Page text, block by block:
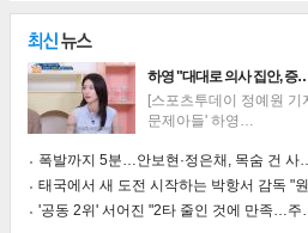
하영 "대대로 의사 집안, 증
[스포츠투데이 정예원 기
문제아들' 하영…
폭발까지 5분…안보현·정은채, 목숨 건 사
태국에서 새 도전 시작하는 박항서 감독 "
'공동 2위' 서어진 "2타 줄인 것에 만족…